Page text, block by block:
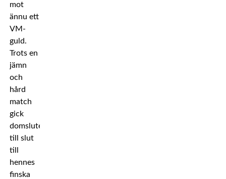
mot
ännu ett
VM-
guld.
Trots en
jämn
och
hård
match
gick
domslutet
till slut
till
hennes
finska